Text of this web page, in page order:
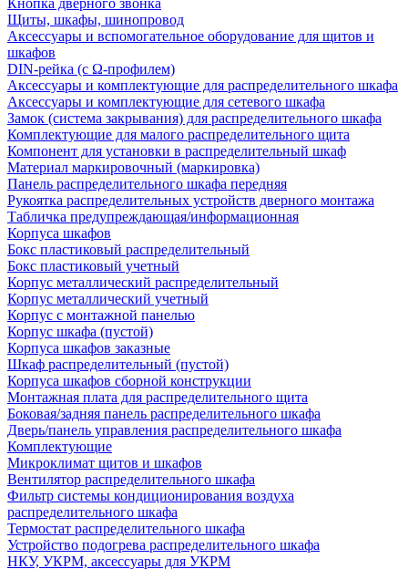
Кнопка дверного звонка
Щиты, шкафы, шинопровод
Аксессуары и вспомогательное оборудование для щитов и
шкафов
DIN-рейка (с Ω-профилем)
Аксессуары и комплектующие для распределительного шкафа
Аксессуары и комплектующие для сетевого шкафа
Замок (система закрывания) для распределительного шкафа
Комплектующие для малого распределительного щита
Компонент для установки в распределительный шкаф
Материал маркировочный (маркировка)
Панель распределительного шкафа передняя
Рукоятка распределительных устройств дверного монтажа
Табличка предупреждающая/информационная
Корпуса шкафов
Бокс пластиковый распределительный
Бокс пластиковый учетный
Корпус металлический распределительный
Корпус металлический учетный
Корпус с монтажной панелью
Корпус шкафа (пустой)
Корпуса шкафов заказные
Шкаф распределительный (пустой)
Корпуса шкафов сборной конструкции
Монтажная плата для распределительного щита
Боковая/задняя панель распределительного шкафа
Дверь/панель управления распределительного шкафа
Комплектующие
Микроклимат щитов и шкафов
Вентилятор распределительного шкафа
Фильтр системы кондиционирования воздуха
распределительного шкафа
Термостат распределительного шкафа
Устройство подогрева распределительного шкафа
НКУ, УКРМ, аксессуары для УКРМ